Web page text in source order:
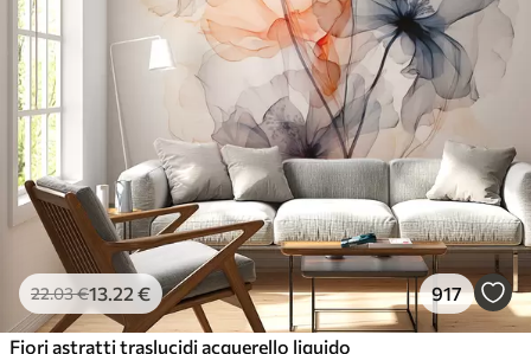
22.03€13 .22 € 917
Fiori astratti traslucidi acquerello liquido